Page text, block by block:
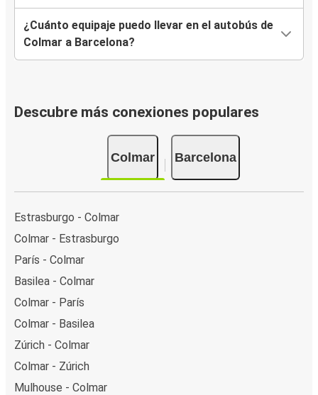
¿Cuánto equipaje puedo llevar en el autobús de
Colmar a Barcelona?
Descubre más conexiones populares
Colmar Barcelona
Estrasburgo - Colmar
Colmar - Estrasburgo
París - Colmar
Basilea - Colmar
Colmar - París
Colmar - Basilea
Zúrich - Colmar
Colmar - Zúrich
Mulhouse - Colmar